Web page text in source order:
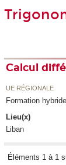
Calcul
UE RÉGIONALE
Formation
Lieu(x)
Liban
Éléments 1 à 1